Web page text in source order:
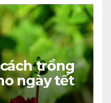
trồng
ngày tết